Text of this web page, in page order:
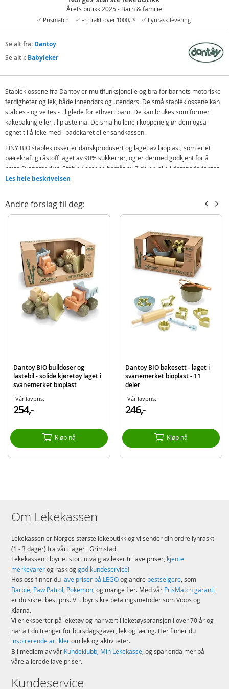
Årets butikk 2025 - Barn & familie
Prismatch Fri frakt over 1000,-* Lynrask levering
Se alt fra: Dantoy
Se alt i: Babyleker
Stableklossene fra Dantoy er multifunksjonelle og bra for barnets motoriske
ferdigheter og lek, både innendørs og utendørs. De små stableklossene kan
stables - og veltes - til glede for ethvert barn. De kan brukes som former i
kakebaking eller til plastelina. De små hullene i koppene gjør dem også
egnet til å leke med i badekaret eller sandkassen.
TINY BIO stableklosser er danskprodusert og laget av bioplast, som er et
bærekraftig råstoff laget av 90% sukkerrør, og er dermed godkjent for å
bære Svanemerket. Stableklossene består av 7 deler, alle i dempede farger,
og de tåler maskinvask.
7 x stableklosser i ulike størrelser
Kan vaskes i maskin
Alder: fra 6 mnd.
Ferdigheter:
Balanse
Finmotoriske ferdigheter
Hånd-øye koordinasjon
Merke
Les hele beskrivelsen
Andre forslag til deg:
Dantoy BIO bulldoser og
lastebil - solide kjøretøy laget i
svanemerket bioplast
Vår lavpris:
254,-
Kjøp nå
Dantoy BIO bakesett - laget i
svanemerket bioplast - 11
deler
Vår lavpris:
246,-
Kjøp nå
Om Lekekassen
Lekekassen er Norges største lekebutikk og vi sender din ordre lynraskt
(1 - 3 dager) fra vårt lager i Grimstad.
Lekekassen tilbyr et stort utvalg av leker til lave priser, kjente
merkevarerog rask oggod kundeservice!
Hos oss finner du lave priser på LEGOog andre bestselgere, som
Barbie, Paw Patrol, Pokemon, og mange fler. Med vår PrisMatch garanti
er du sikret best pris. Vi tilbyr sikre betalingsmetoder som Vipps og
Klarna.
Vi er eksperter på leketøy og har vært i leketøysbransjen i over 70 år og
har alt du trenger for bursdagsgaver, lek og læring. Her finner du
inspirerende artiklerom lek og aktiviteter.
Bli medlem av vår Kundeklubb, Min Lekekasse, og spar enda mer på
våre allerede lave priser.
Kundeservice